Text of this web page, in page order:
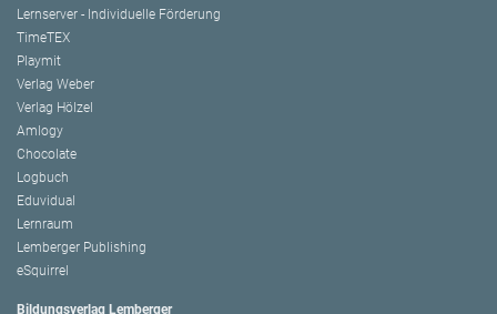
Lernserver - Individuelle Förderung
TimeTEX
Playmit
Verlag Weber
Verlag Hölzel
Amlogy
Chocolate
Logbuch
Eduvidual
Lernraum
Lemberger Publishing
eSquirrel
Bildungsverlag Lemberger